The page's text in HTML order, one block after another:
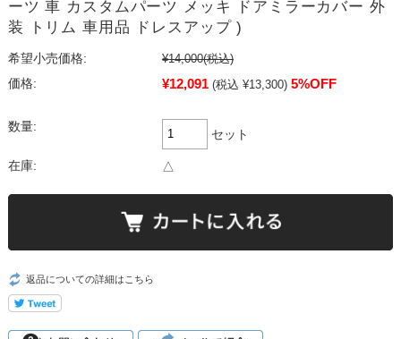
ーツ 車 カスタムパーツ メッキ ドアミラーカバー 外
装 トリム 車用品 ドレスアップ )
希望小売価格: ¥14,000(税込)
価格:
¥12,091 (税込 ¥13,300) 5%OFF
数量:
セット
在庫: △
返品についての詳細はこちら